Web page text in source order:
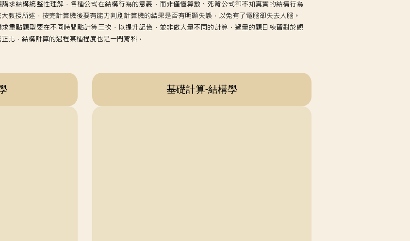
講求結構統整性理解，各種公式在結構行為的意義，而非僅懂算數、死背公式卻不知真實的結構行為
教授所述，按完計算機後要有能力判別計算機的結果是否有明顯失誤，以免有了電腦卻失去人腦。
求重點題型要在不同時間點計算三次，以提升記憶，並非做大量不同的計算，過量的題目練習對於觀
比，結構計算的過程某種程度也是一門背科。
基礎計算-結構學